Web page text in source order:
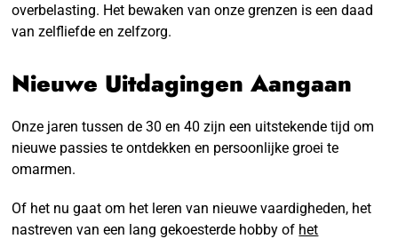
overbelasting. Het bewaken van onze grenzen is een daad
van zelfliefde en zelfzorg.
Nieuwe Uitdagingen Aangaan
Onze jaren tussen de 30 en 40 zijn een uitstekende tijd om
nieuwe passies te ontdekken en persoonlijke groei te
omarmen.
Of het nu gaat om het leren van nieuwe vaardigheden, het
nastreven van een lang gekoesterde hobby of het